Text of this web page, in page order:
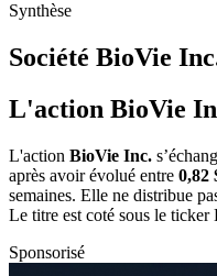
Synthèse
Société BioVie
L'action BioVie
L'action BioVie Inc.
après avoir évolué entre 0,82
semaines. Elle ne distribue
Le titre est coté sous le ticker
Sponsorisé